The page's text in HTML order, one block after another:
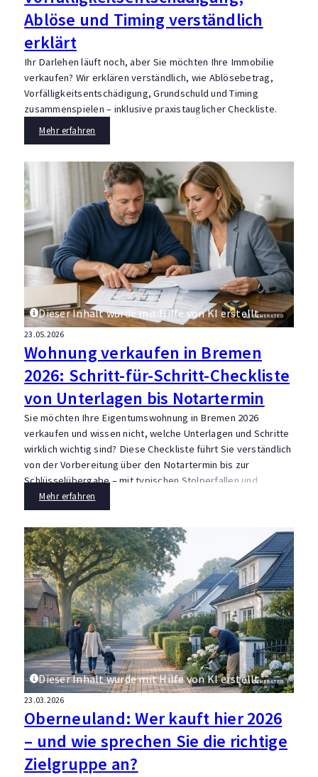
Ablöse und Timing verständlich
erklärt
Ihr Darlehen läuft noch, aber Sie möchten Ihre Immobilie
verkaufen? Wir erklären verständlich, wie Ablösebetrag,
Vorfälligkeitsentschädigung, Grundschuld und Timing
zusammenspielen – inklusive praxistauglicher Checkliste.
Mehr erfahren
Dieser Inhalt wurde mit Hilfe von KI erstellt.
23.05.2026
Wohnung verkaufen in Bremen
2026: Schritt-für-Schritt-Checkliste
von Unterlagen bis Notartermin
Sie möchten Ihre Eigentumswohnung in Bremen 2026
verkaufen und wissen nicht, welche Unterlagen und Schritte
wirklich wichtig sind? Diese Checkliste führt Sie verständlich
von der Vorbereitung über den Notartermin bis zur
Schlüsselübergabe – mit typischen Stolperfallen und
Praxistipps.
Mehr erfahren
Dieser Inhalt wurde mit Hilfe von KI erstellt.
23.03.2026
Oberneuland: Wer kauft hier 2026
– und wie sprechen Sie die richtige
Zielgruppe an?